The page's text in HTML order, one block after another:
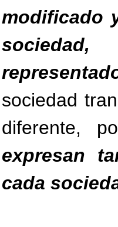
modificado
sociedad
diferente,
expresan
cada